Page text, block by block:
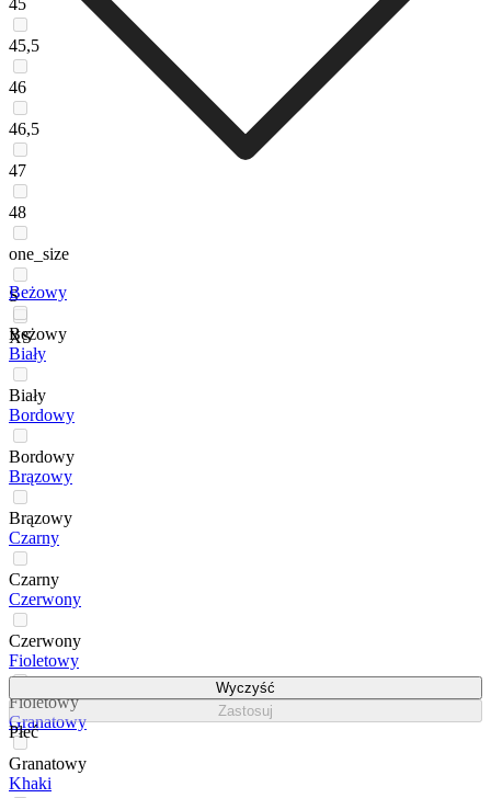
45,5
46
46,5
47
48
one_size
S
XS
Beżowy
Beżowy
Biały
Biały
Bordowy
Bordowy
Brązowy
Brązowy
Czarny
Czarny
Czerwony
Czerwony
Fioletowy
Fioletowy
Granatowy
Granatowy
Khaki
Wyczyść
Zastosuj
Płeć